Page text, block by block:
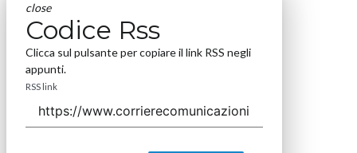
close
Codice Rss
Clicca sul pulsante per copiare il link RSS negli
appunti.
RSS link